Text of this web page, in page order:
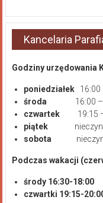
Kancelaria
Godziny urzędowania
poniedziałek
16:00
środa
16:00 –
czwartek 19:15
piątek
sobota
Podczas wakacji
środy 16:30-18:00
czwartki 19:15-